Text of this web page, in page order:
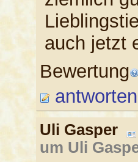
auch jetzt
Bewertung
antworten
Uli Gasper
um Uli